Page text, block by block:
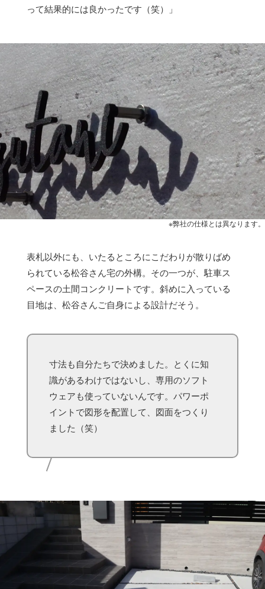
って結果的には良かったです（笑）」
※弊社の仕様とは異なります。
表札以外にも、いたるところにこだわりが散りばめ
られている松谷さん宅の外構。その一つが、駐車ス
ペースの土間コンクリートです。斜めに入っている
目地は、松谷さんご自身による設計だそう。
寸法も自分たちで決めました。とくに知
識があるわけではないし、専用のソフト
ウェアも使っていないんです。パワーポ
イントで図形を配置して、図面をつくり
ました（笑）